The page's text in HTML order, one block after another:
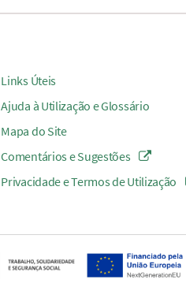
Links Úteis
Ajuda à Utilização e Glossário
Mapa do Site
Comentários e Sugestões
Privacidade e Termos de Utilização